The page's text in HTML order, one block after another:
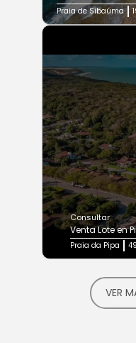
Praia de Sibaúma
Consultar
Venta Lote en
Praia da Pipa
VER